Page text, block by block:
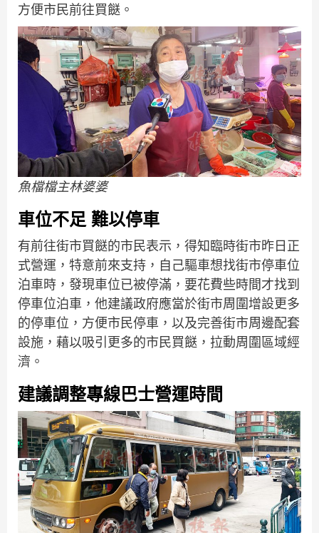
方便市民前往買餸。
魚檔檔主林婆婆
車位不足 難以停車
有前往街市買餸的市民表示，得知臨時街市昨日正
式營運，特意前來支持，自己驅車想找街市停車位
泊車時，發現車位已被停滿，要花費些時間才找到
停車位泊車，他建議政府應當於街市周圍增設更多
的停車位，方便市民停車，以及完善街市周邊配套
設施，藉以吸引更多的市民買餸，拉動周圍區域經
濟。
建議調整專線巴士營運時間